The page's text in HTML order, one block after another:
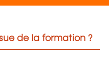
de la formation ?